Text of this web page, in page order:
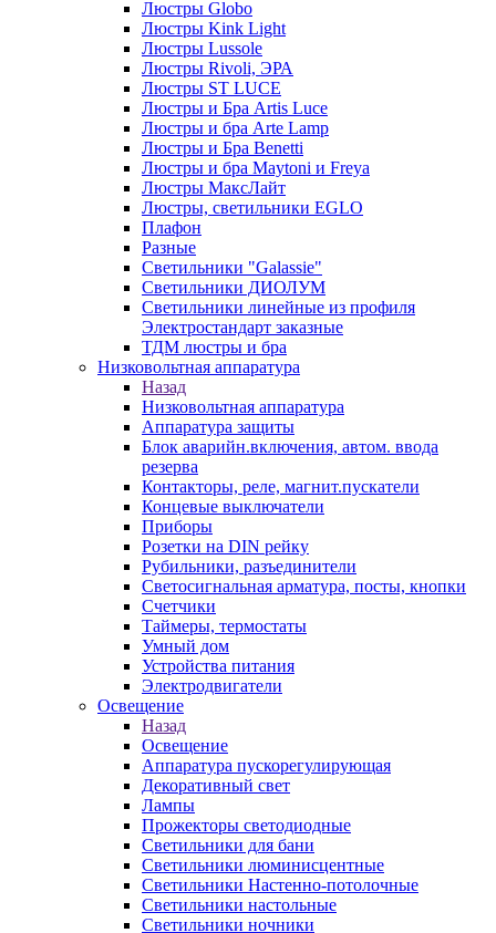
Люстры Globo
Люстры Kink Light
Люстры Lussole
Люстры Rivoli, ЭРА
Люстры ST LUCE
Люстры и Бра Artis Luce
Люстры и бра Arte Lamp
Люстры и Бра Benetti
Люстры и бра Maytoni и Freya
Люстры МаксЛайт
Люстры, светильники EGLO
Плафон
Разные
Светильники "Galassie"
Светильники ДИОЛУМ
Светильники линейные из профиля
Электростандарт заказные
ТДМ люстры и бра
Низковольтная аппаратура
Назад
Низковольтная аппаратура
Аппаратура защиты
Блок аварийн.включения, автом. ввода
резерва
Контакторы, реле, магнит.пускатели
Концевые выключатели
Приборы
Розетки на DIN рейку
Рубильники, разъединители
Светосигнальная арматура, посты, кнопки
Счетчики
Таймеры, термостаты
Умный дом
Устройства питания
Электродвигатели
Освещение
Назад
Освещение
Аппаратура пускорегулирующая
Декоративный свет
Лампы
Прожекторы светодиодные
Светильники для бани
Светильники люминисцентные
Светильники Настенно-потолочные
Светильники настольные
Светильники ночники